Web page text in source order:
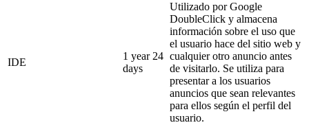
IDE
1 year 24
days
Utilizado por Google
DoubleClick y almacena
información sobre el uso que
el usuario hace del sitio web y
cualquier otro anuncio antes
de visitarlo. Se utiliza para
presentar a los usuarios
anuncios que sean relevantes
para ellos según el perfil del
usuario.